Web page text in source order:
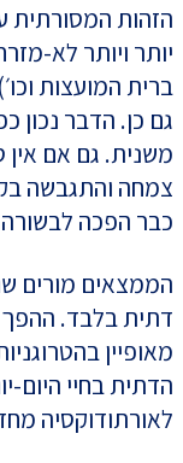
הזהות המסורתית
יותר ויותר לא-
ברית המועצות
גם כן. הדבר נכון
משנית. גם אם
צמחה והתגבשה
כבר הפכה
הממצאים מורים
דתית בלבד. ההפך
מאופיין
הדתית בחיי היום-
לאורתודוקסיה